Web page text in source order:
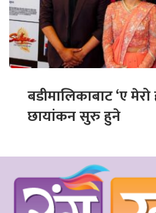
बडीमालिकाबाट ‘ए
छायांकन सुरु हुने